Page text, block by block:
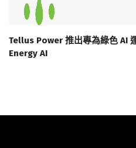
Tellus Power 推出專為綠色 AI
Energy AI